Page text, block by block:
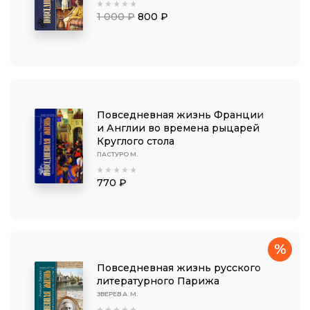
1 000 ₽ 800 ₽
Повседневная жизнь Франции
и Англии во времена рыцарей
Круглого стола
ПАСТУРО М.
770 ₽
Повседневная жизнь русского
литературного Парижа
ЗВЕРЕВ А. М.
%